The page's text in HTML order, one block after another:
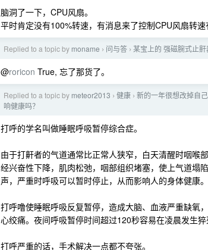
脑洞了一下，CPU风扇。
平时肯定没有100%转速，有消息来了控制CPU风扇转速
Replied to a topic by moname › 问与答 › 某宝上的 强磁腕式止鼾
@roricon True, 忘了那货了。
Replied to a topic by meteor2013 › 健康 › 新的一年很想改掉自
响健康吗？
打呼的学名叫做睡眠呼吸暂停综合症。
由于打鼾者的气道通常比正常人狭窄，白天清醒时咽喉
经兴奋性下降，肌肉松弛，咽部组织堵塞，使上气道塌
声，严重时呼吸可以暂时停止，从而影响人的身体健康
打呼噜使睡眠呼吸反复暂停，造成大脑、血液严重缺氧
心绞痛。夜间呼吸暂停时间超过120秒容易在凌晨发生猝
打呼严重的话，手术解决一点都不夸张。